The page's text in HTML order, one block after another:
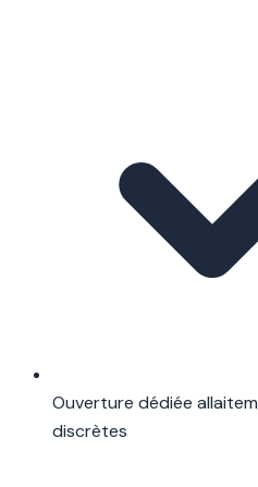
Ouverture dédiée
discrètes